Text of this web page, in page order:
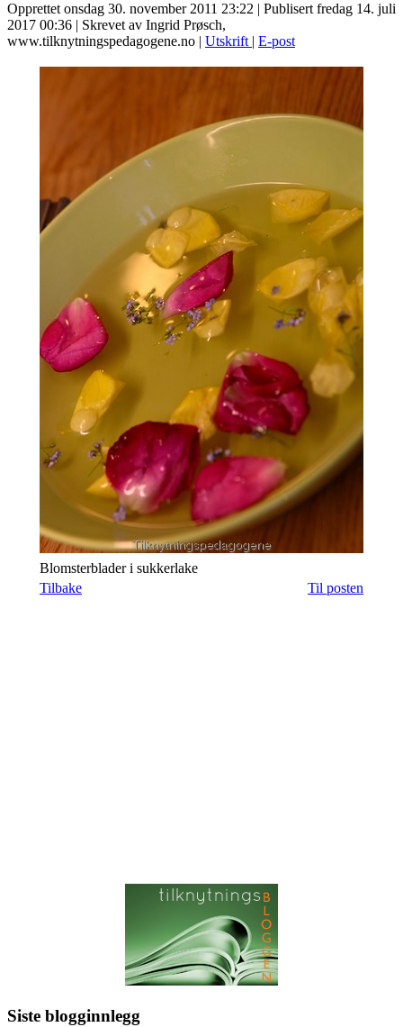
Opprettet onsdag 30. november 2011 23:22 | Publisert fredag 14. juli
2017 00:36 | Skrevet av Ingrid Prøsch,
www.tilknytningspedagogene.no | Utskrift | E-post
Blomsterblader i sukkerlake
Tilbake
Til posten
Siste blogginnlegg